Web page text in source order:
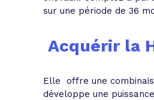
sur une période de 36
Acquérir la
Elle offre une
développe une